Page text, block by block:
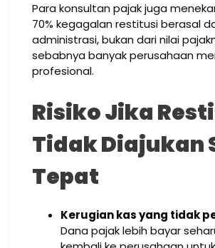
Para konsultan pajak juga
70% kegagalan restitusi berasal
administrasi, bukan dari nilai
sebabnya banyak perusahaan
profesional.
Risiko Jika
Tidak Diajukan
Tepat
Kerugian kas yang tidak
Dana pajak lebih bayar